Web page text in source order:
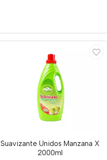
Suavizante Unidos Manzana X
2000ml